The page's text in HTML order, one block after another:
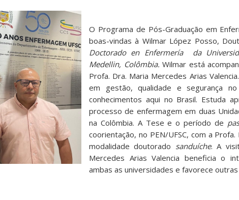
O Programa de Pós-Graduação em
boas-vindas à Wilmar López Posso,
Doctorado en Enfermería da
Medellin, Colômbia. Wilmar está
Profa. Dra. Maria Mercedes Arias
em gestão, qualidade e segurança
conhecimentos aqui no Brasil. Estuda
processo de enfermagem em duas
na Colômbia. A Tese e o período de
coorientação, no PEN/UFSC, com a Profa.
modalidade doutorado sanduíche. A
Mercedes Arias Valencia beneficia o
ambas as universidades e favorece